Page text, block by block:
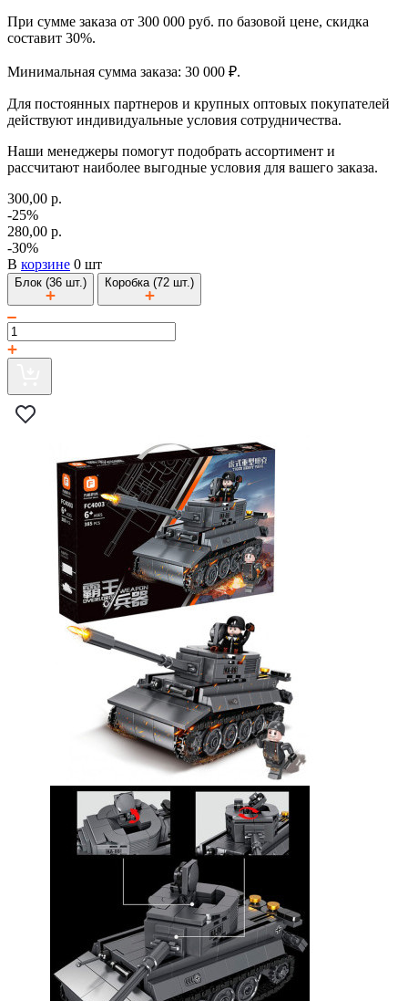
При сумме заказа от 300 000 руб. по базовой цене, скидка
составит 30%.
Минимальная сумма заказа: 30 000 ₽.
Для постоянных партнеров и крупных оптовых покупателей
действуют индивидуальные условия сотрудничества.
Наши менеджеры помогут подобрать ассортимент и
рассчитают наиболее выгодные условия для вашего заказа.
300,00 р.
-25%
280,00 р.
-30%
В корзине 0 шт
Блок (36 шт.) Коробка (72 шт.)